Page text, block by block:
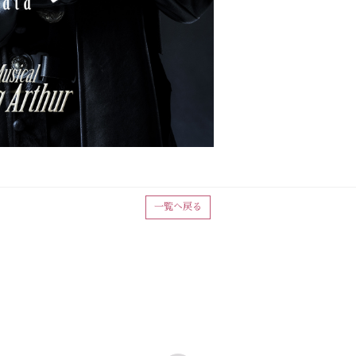
一覧へ戻る